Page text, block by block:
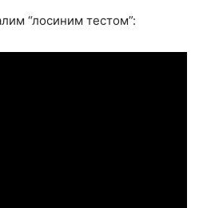
“лосиним тестом”: